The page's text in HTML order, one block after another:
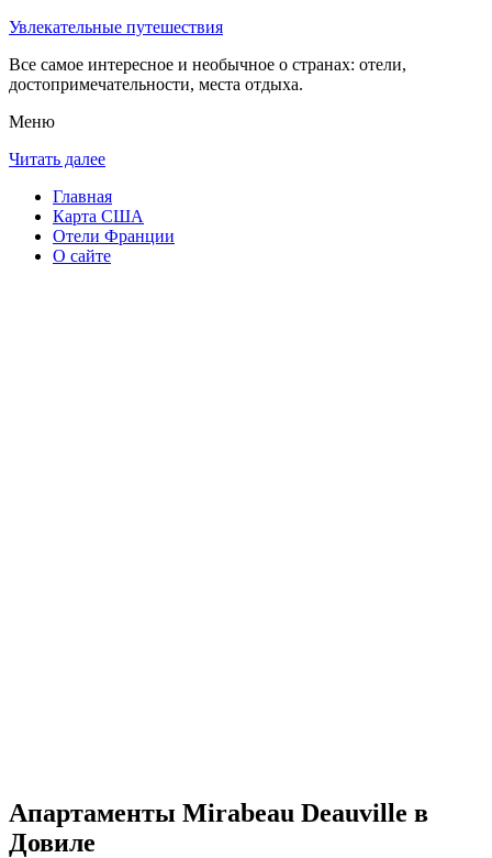
Увлекательные путешествия
Все самое интересное и необычное о странах: отели,
достопримечательности, места отдыха.
Меню
Читать далее
Главная
Карта США
Отели Франции
О сайте
Апартаменты Mirabeau Deauville в
Довиле